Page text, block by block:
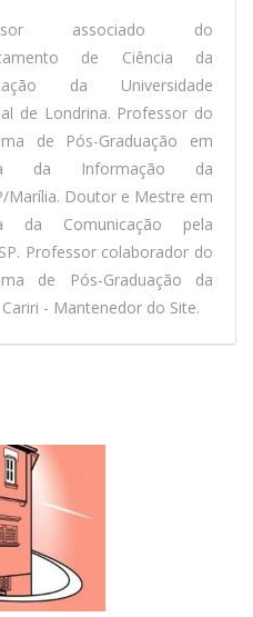
associado do
de Ciência da
da Universidade
de Londrina. Professor do
de Pós-Graduação em
da Informação da
Marília. Doutor e Mestre em
da Comunicação pela
Professor colaborador do
de Pós-Graduação da
Cariri - Mantenedor do Site.